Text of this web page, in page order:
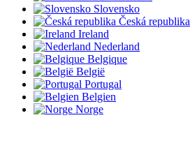
Slovensko
Česká republika
Ireland
Nederland
Belgique
België
Portugal
Belgien
Norge